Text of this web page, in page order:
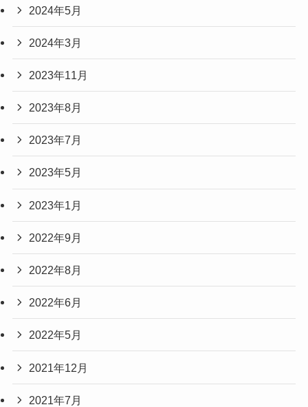
2024年5月
2024年3月
2023年11月
2023年8月
2023年7月
2023年5月
2023年1月
2022年9月
2022年8月
2022年6月
2022年5月
2021年12月
2021年7月